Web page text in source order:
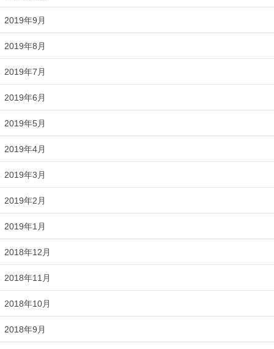
2019年9月
2019年8月
2019年7月
2019年6月
2019年5月
2019年4月
2019年3月
2019年2月
2019年1月
2018年12月
2018年11月
2018年10月
2018年9月